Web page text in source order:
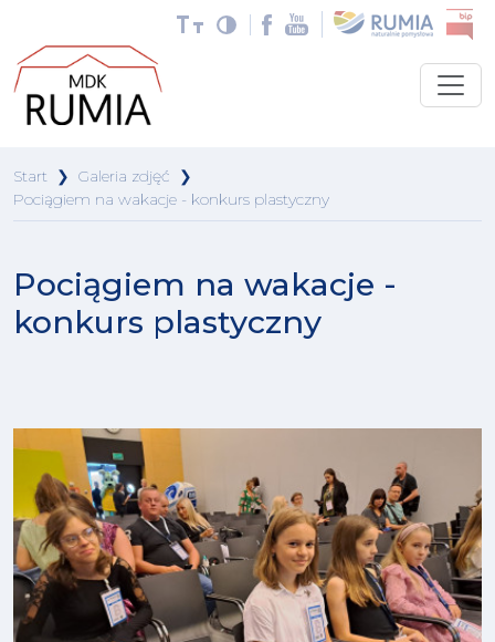
Start ❯ Galeria zdjęć
❯
Pociągiem na wakacje - konkurs plastyczny
Pociągiem na wakacje -
konkurs plastyczny